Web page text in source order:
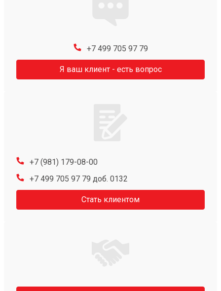
+7 499 705 97 79
Я ваш клиент - есть вопрос
+7 (981) 179-08-00
+7 499 705 97 79 доб. 0132
Стать клиентом